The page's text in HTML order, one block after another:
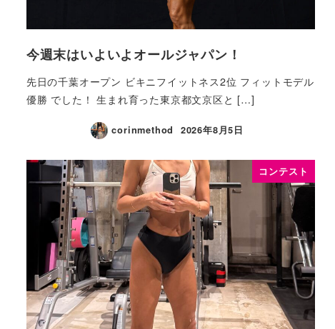
今週末はいよいよオールジャパン！
先日の千葉オープン ビキニフイットネス2位 フィットモデル
優勝 でした！ 生まれ育った東京都文京区と […]
corinmethod 2026年8月5日
コンテスト